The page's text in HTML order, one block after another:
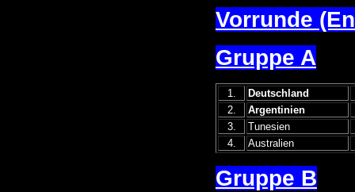
Vorrunde
Gruppe A
1.
Deutschland
2.
Argentinien
3.
Tunesien
4.
Australien
Gruppe B